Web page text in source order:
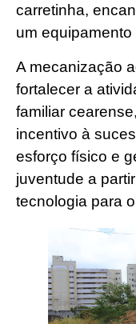
carretinha,
um
A mecanização
fortalecer a
familiar
incentivo à
esforço físico e
juventude a
tecnologia para